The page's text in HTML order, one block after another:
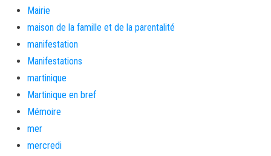
Mairie
maison de la famille et de la parentalité
manifestation
Manifestations
martinique
Martinique en bref
Mémoire
mer
mercredi